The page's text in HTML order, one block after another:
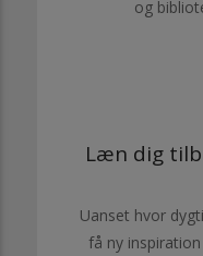
og
Læn dig
Uanset hvor
få ny